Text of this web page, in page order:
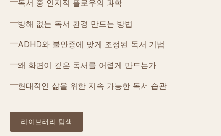
독서 중 인지적 플로우의 과학
—방해 없는 독서 환경 만드는 방법
—ADHD와 불안증에 맞게 조정된 독서 기법
—왜 화면이 깊은 독서를 어렵게 만드는가
—현대적인 삶을 위한 지속 가능한 독서 습관
라이브러리 탐색